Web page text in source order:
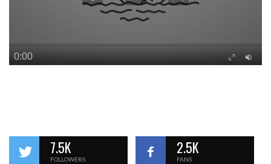
7.5K
FOLLOWERS
2.5K
FANS